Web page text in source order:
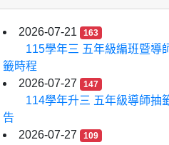
2026-07-21 163
115學年三 五年級編班暨導
籤時程
2026-07-27
147
114學年升三 五年級導師抽
告
2026-07-27
109